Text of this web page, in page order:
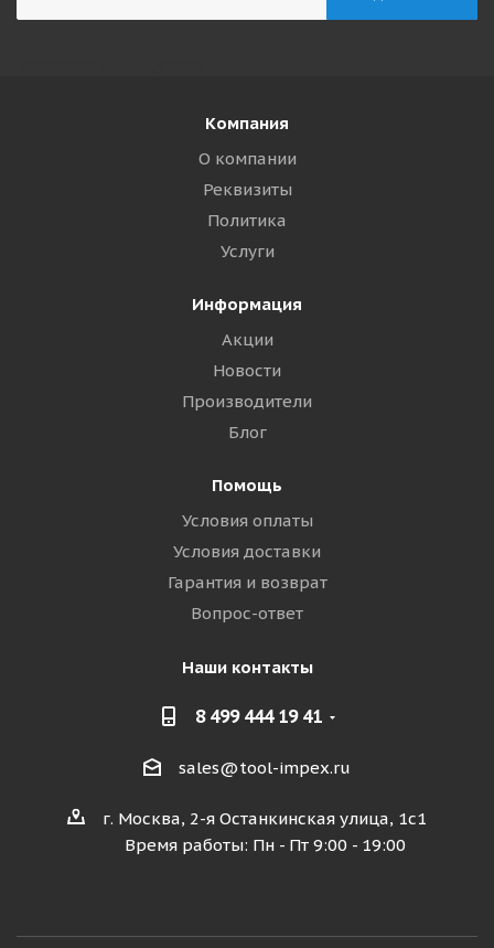
Компания
О компании
Реквизиты
Политика
Услуги
Информация
Акции
Новости
Производители
Блог
Помощь
Условия оплаты
Условия доставки
Гарантия и возврат
Вопрос-ответ
Наши контакты
8 499 444 19 41
sales@tool-impex.ru
г. Москва, 2-я Останкинская улица, 1с1
Время работы: Пн - Пт 9:00 - 19:00